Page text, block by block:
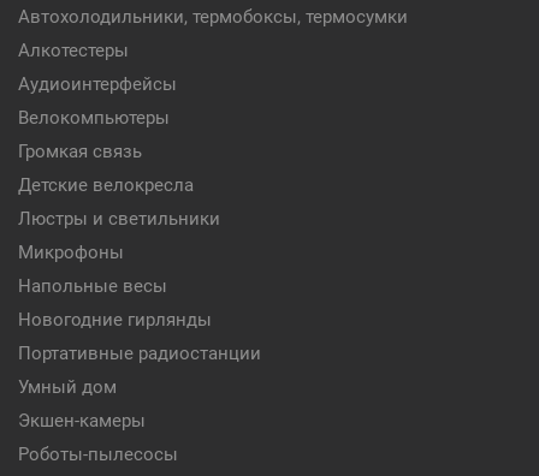
Автохолодильники, термобоксы, термосумки
Алкотестеры
Аудиоинтерфейсы
Велокомпьютеры
Громкая связь
Детские велокресла
Люстры и светильники
Микрофоны
Напольные весы
Новогодние гирлянды
Портативные радиостанции
Умный дом
Экшен-камеры
Роботы-пылесосы